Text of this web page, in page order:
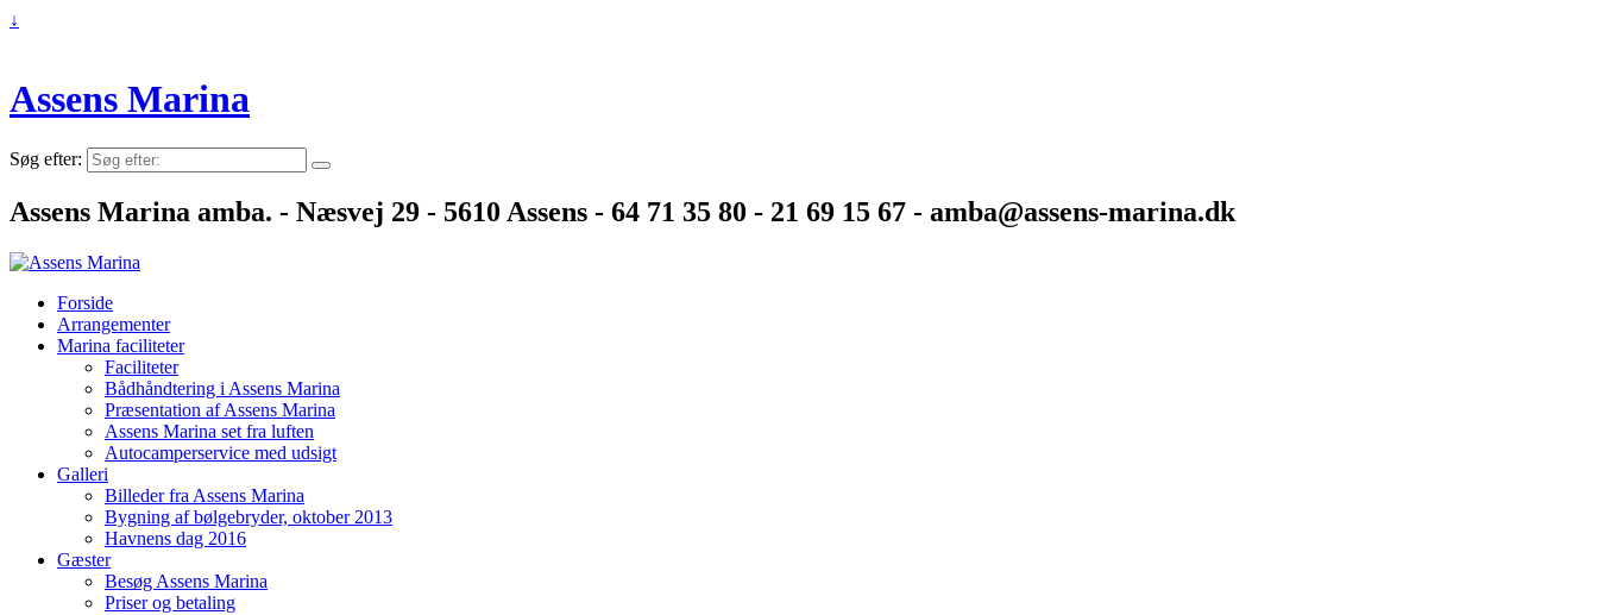
↓
Assens Marina
Søg efter:
Assens Marina amba. - Næsvej 29 - 5610 Assens - 64 71 35 80 - 21 69 15 67 - amba@assens-marina.dk
Forside
Arrangementer
Marina faciliteter
Faciliteter
Bådhåndtering i Assens Marina
Præsentation af Assens Marina
Assens Marina set fra luften
Autocamperservice med udsigt
Galleri
Billeder fra Assens Marina
Bygning af bølgebryder, oktober 2013
Havnens dag 2016
Gæster
Besøg Assens Marina
Priser og betaling